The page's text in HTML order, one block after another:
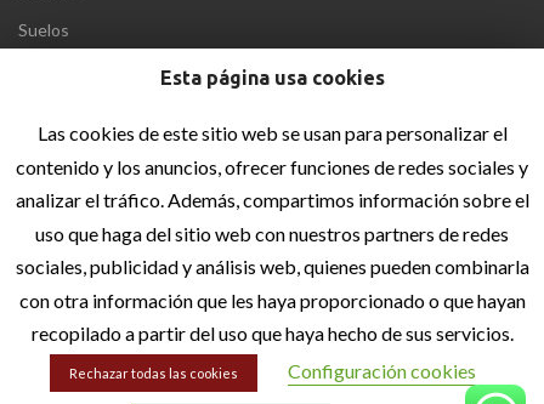
Suelos
Puertas Acorazadas
MENÚ
Inicio
Quiénes Somos
Blog
Contacto
Esta página usa cookies
Las cookies de este sitio web se usan para personalizar el
contenido y los anuncios, ofrecer funciones de redes sociales y
analizar el tráfico. Además, compartimos información sobre el
uso que haga del sitio web con nuestros partners de redes
sociales, publicidad y análisis web, quienes pueden combinarla
con otra información que les haya proporcionado o que hayan
recopilado a partir del uso que haya hecho de sus servicios.
Rechazar todas las cookies Configuración cookies